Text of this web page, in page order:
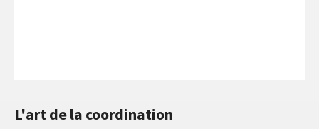
L'art de la coordination